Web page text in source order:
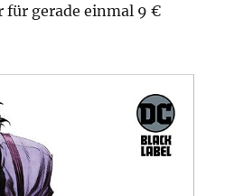
gerade einmal 9 €